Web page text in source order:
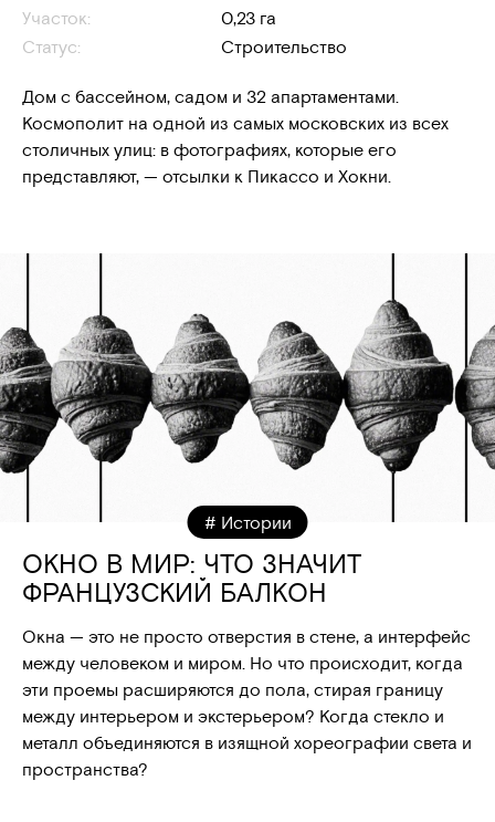
Дом с бассейном, садом и 32 апартаментами.
Космополит на одной из самых московских из всех
столичных улиц: в фотографиях, которые его
представляют, — отсылки к Пикассо и Хокни.
Участок:
0,23 га
Статус:
Строительство
# Истории
ОКНО В МИР: ЧТО ЗНАЧИТ
ФРАНЦУЗСКИЙ БАЛКОН
Окна — это не просто отверстия в стене, а интерфейс
между человеком и миром. Но что происходит, когда
эти проемы расширяются до пола, стирая границу
между интерьером и экстерьером? Когда стекло и
металл объединяются в изящной хореографии света и
пространства?